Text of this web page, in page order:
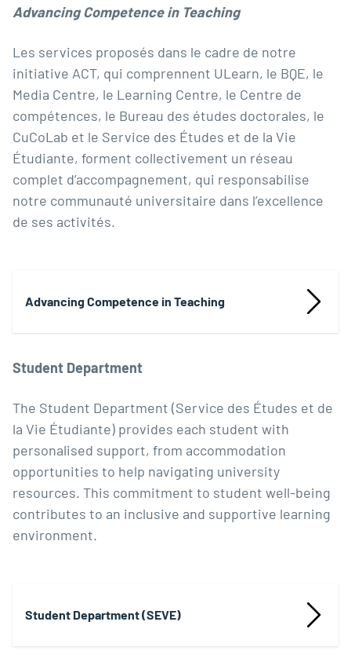
Advancing Competence in Teaching
Les services proposés dans le cadre de notre
initiative ACT, qui comprennent ULearn, le BQE, le
Media Centre, le Learning Centre, le Centre de
compétences, le Bureau des études doctorales, le
CuCoLab et le Service des Études et de la Vie
Étudiante, forment collectivement un réseau
complet d’accompagnement, qui responsabilise
notre communauté universitaire dans l’excellence
de ses activités.
Advancing Competence in Teaching
Student Department
The Student Department (Service des Études et de
la Vie Étudiante) provides each student with
personalised support, from accommodation
opportunities to help navigating university
resources. This commitment to student well-being
contributes to an inclusive and supportive learning
environment.
Student Department (SEVE)